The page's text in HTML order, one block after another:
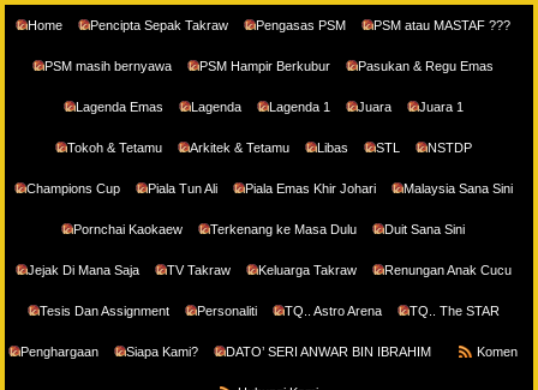
Home Pencipta Sepak Takraw Pengasas PSM PSM atau MASTAF ???
PSM masih bernyawa PSM Hampir Berkubur Pasukan & Regu Emas
Lagenda Emas Lagenda Lagenda 1 Juara Juara 1
Tokoh & Tetamu Arkitek & Tetamu Libas STL NSTDP
Champions Cup Piala Tun Ali Piala Emas Khir Johari Malaysia Sana Sini
Pornchai Kaokaew Terkenang ke Masa Dulu Duit Sana Sini
Jejak Di Mana Saja TV Takraw Keluarga Takraw Renungan Anak Cucu
Tesis Dan Assignment Personaliti TQ.. Astro Arena TQ.. The STAR
Penghargaan Siapa Kami? DATO’ SERI ANWAR BIN IBRAHIM Komen